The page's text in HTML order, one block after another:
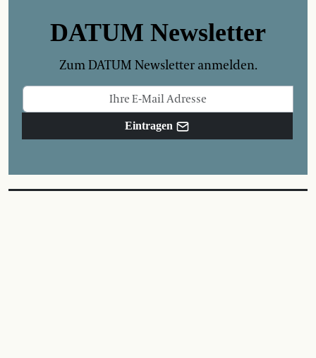
DATUM Newsletter
Zum DATUM Newsletter anmelden.
Eintragen